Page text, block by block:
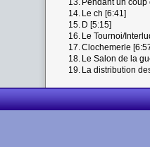
13. Pendant un coup
14. Le ch [6:41]
15. D [5:15]
16. Le Tournoi/
17.Clochemerle
18. Le Salon de la
19. La distribution